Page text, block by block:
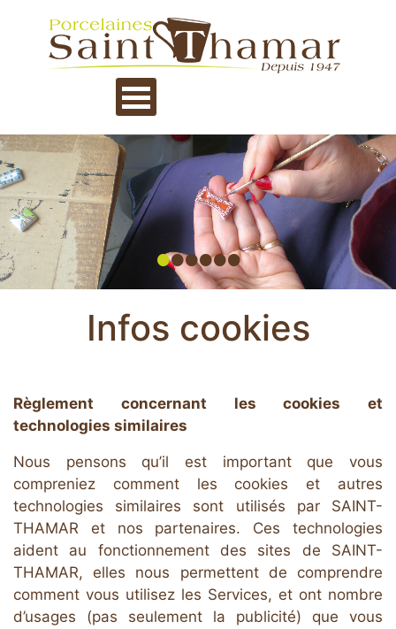
••••••
Infos cookies
Règlement concernant les cookies et
technologies similaires
Nous pensons qu’il est important que vous
compreniez comment les cookies et autres
technologies similaires sont utilisés par SAINT-
THAMAR et nos partenaires. Ces technologies
aident au fonctionnement des sites de SAINT-
THAMAR, elles nous permettent de comprendre
comment vous utilisez les Services, et ont nombre
d’usages (pas seulement la publicité) que vous